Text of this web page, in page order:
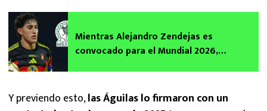
Mientras Alejandro Zendejas es
convocado para el Mundial 2026,
Y previendo esto,las Águilas lo firmaron con un